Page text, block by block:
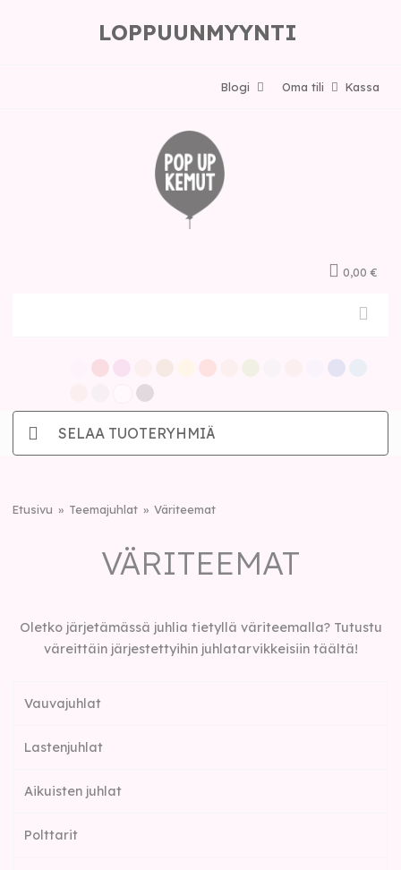
LOPPUUNMYYNTI
Kassa
Oma tili
Blogi
0,00 €
SELAA TUOTERYHMIÄ
Etusivu Teemajuhlat Väriteemat
VÄRITEEMAT
Oletko järjetämässä juhlia tietyllä väriteemalla? Tutustu
väreittäin järjestettyihin juhlatarvikkeisiin täältä!
Vauvajuhlat
Lastenjuhlat
Aikuisten juhlat
Polttarit